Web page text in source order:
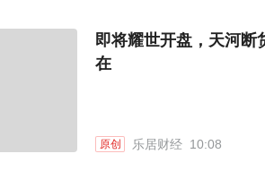
即将耀世开盘，天河断
在
原创 乐居财经 10:08